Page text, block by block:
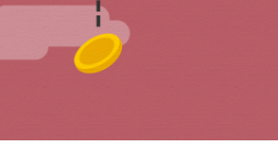
komentarzy.